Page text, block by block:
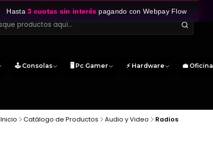
🕹️ Consolas 🖥️ Pc Gamer ⚡ Hardware 💼 Oficina
Hasta3 cuotas sin interés pagando con Webpay Flow
Inicio Catálogo de Productos Audio y Video Radios